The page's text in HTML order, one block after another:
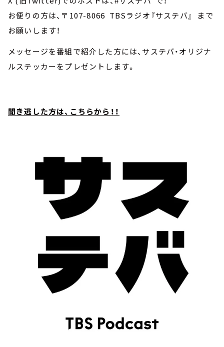
お便りの方は、〒107-8066 TBSラジオ『サステバ』 まで
お願いします！
メッセージを番組で紹介した方には、サステバ・オリジナ
ルステッカーをプレゼントします。
聞き逃した方は、こちらから！！